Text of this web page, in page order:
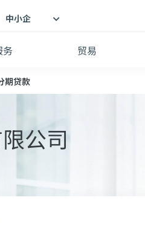
务 贸易
中小企
期贷款
公司